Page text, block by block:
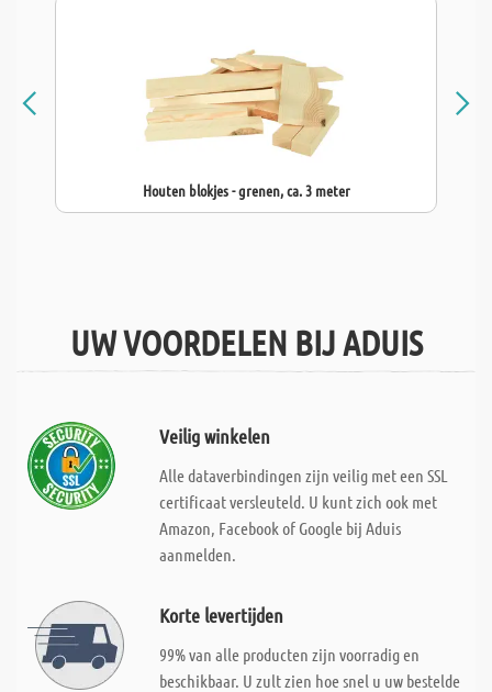
Houten blokjes - grenen, ca. 3 meter
UW VOORDELEN BIJ ADUIS
Veilig winkelen
Alle dataverbindingen zijn veilig met een SSL
certificaat versleuteld. U kunt zich ook met
Amazon, Facebook of Google bij Aduis
aanmelden.
Korte levertijden
99% van alle producten zijn voorradig en
beschikbaar. U zult zien hoe snel u uw bestelde